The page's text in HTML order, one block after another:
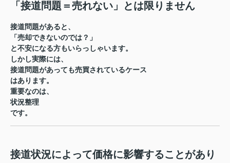
「接道問題＝売れない」とは限りません
接道問題があると、
「売却できないのでは？」
と不安になる方もいらっしゃいます。
しかし実際には、
接道問題があっても売買されているケース
はあります。
重要なのは、
状況整理
です。
接道状況によって価格に影響することがあり